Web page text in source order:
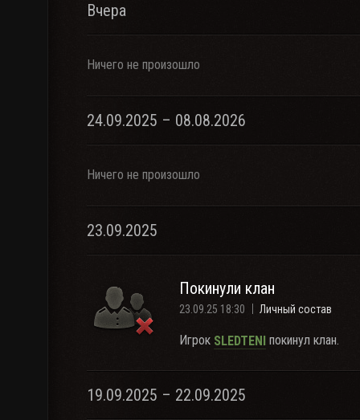
Вчера
Ничего не произошло
24.09.2025 – 08.08.2026
Ничего не произошло
23.09.2025
Покинули клан
23.09.25 18:30 Личный состав
Игрок SLEDTENI покинул клан.
19.09.2025 – 22.09.2025